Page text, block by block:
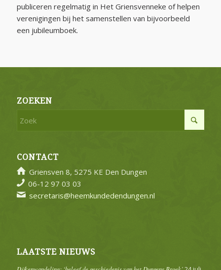
publiceren regelmatig in Het Griensvenneke of helpen
verenigingen bij het samenstellen van bijvoorbeeld
een jubileumboek.
ZOEKEN
CONTACT
Griensven 8, 5275 KE Den Dungen
06-12 97 03 03
secretaris@heemkundedendungen.nl
LAATSTE NIEUWS